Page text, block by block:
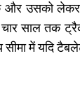
उसको लेकर
साल तक
में यदि